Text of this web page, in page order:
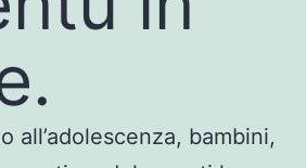
all’adolescenza, bambini,